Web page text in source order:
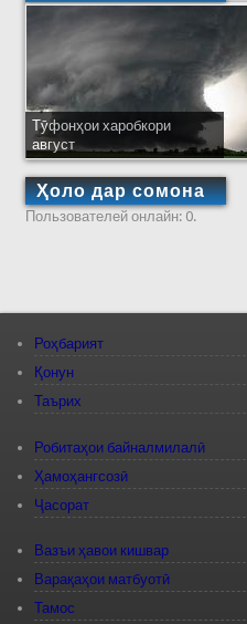
Тӯфонҳои харобкори
август
Ҳоло дар сомона
Пользователей онлайн: 0.
Роҳбарият
Қонун
Таърих
Робитаҳои байналмилалӣ
Ҳамоҳангсозӣ
Ҷасорат
Вазъи ҳавои кишвар
Варақаҳои матбуотӣ
Тамос